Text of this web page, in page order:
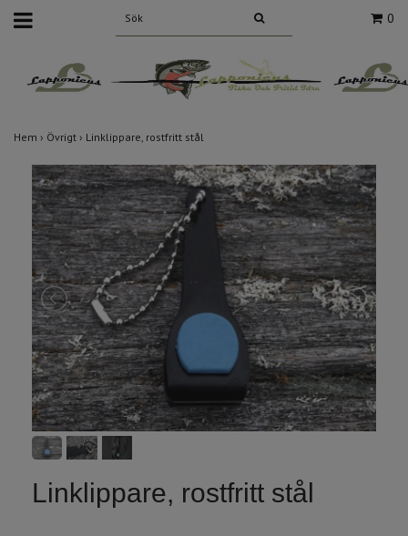
0
Hem › Övrigt › Linklippare, rostfritt stål
Linklippare, rostfritt stål